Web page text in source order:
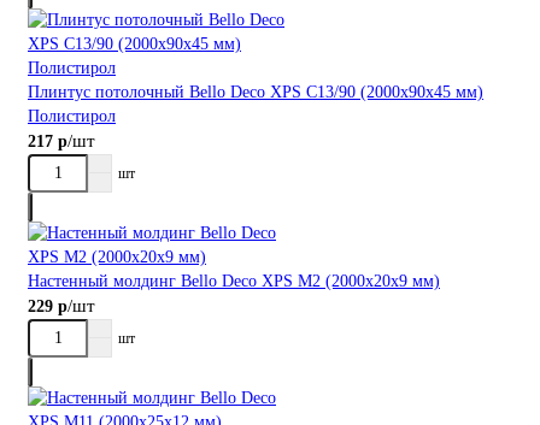
Плинтус потолочный Bellо Deco XPS С13/90 (2000х90х45 мм)
Полистирол
217 р/шт
шт
Настенный молдинг Bellо Deco XPS М2 (2000х20х9 мм)
229 р/шт
шт